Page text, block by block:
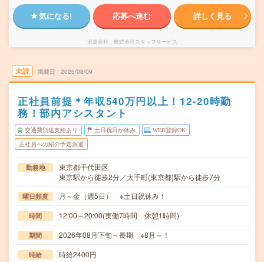
気になる! 応募へ進む 詳しく見る
派遣会社 株式会社スタッフサービス
未読 掲載日 2026/08/09
正社員前提＊年収540万円以上！12-20時勤
務！部内アシスタント
交通費別途支給あり 土日祝日が休み WEB登録OK
正社員への紹介予定派遣
勤務地
東京都千代田区
東京駅から徒歩2分／大手町(東京都)駅から徒歩7分
曜日頻度 月～金（週5日） ※土日祝休み！
時間 12:00～20:00(実働7時間 休憩1時間)
期間 2026年08月下旬～長期 ※8月～！
時給 時給2400円